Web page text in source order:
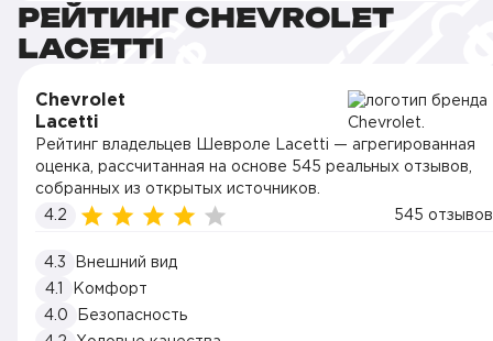
РЕЙТИНГ CHEVROLET
LACETTI
Chevrolet
Lacetti
Рейтинг владельцев Шевроле Lacetti — агрегированная
оценка, рассчитанная на основе 545 реальных отзывов,
собранных из открытых источников.
4.2
545 отзывов
4.3
Внешний вид
4.1
Комфорт
4.0
Безопасность